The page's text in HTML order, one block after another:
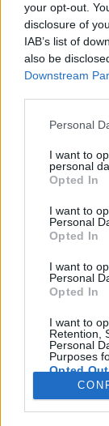
your opt-out.
disclosure of
IAB’s list of
also be
Downstream
Personal
I want to
personal
Opted In
I want to
Personal
Opted In
I want to
Personal
Opted In
I want to
Retention,
Personal
Purposes
Opted Out
Vai
Registrati
Twitter
Legnanonews.com
Sito di informazione
Direttore
Redazione: Via
20025 Legnano (MI)
Email Direzione:
Email Redazione:
Pubblicità:
Tutti i contenuti
consentito l'utilizzo